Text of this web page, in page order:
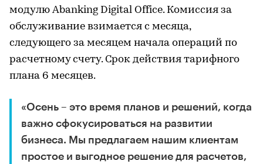
модулю Abanking Digital Office. Комиссия за
обслуживание взимается с месяца,
следующего за месяцем начала операций по
расчетному счету. Срок действия тарифного
плана 6 месяцев.
«Осень – это время планов и решений, когда
важно сфокусироваться на развитии
бизнеса. Мы предлагаем нашим клиентам
простое и выгодное решение для расчетов,